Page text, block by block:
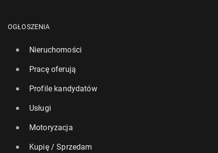
OGŁOSZENIA
Nieruchomości
Pracę oferują
Profile kandydatów
Usługi
Motoryzacja
Kupię / Sprzedam